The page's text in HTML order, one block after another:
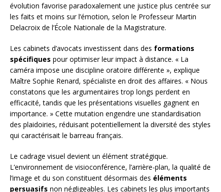
évolution favorise paradoxalement une justice plus centrée sur
les faits et moins sur l’émotion, selon le Professeur Martin
Delacroix de l’École Nationale de la Magistrature.
Les cabinets d’avocats investissent dans des formations
spécifiques pour optimiser leur impact à distance. « La
caméra impose une discipline oratoire différente », explique
Maître Sophie Renard, spécialiste en droit des affaires. « Nous
constatons que les argumentaires trop longs perdent en
efficacité, tandis que les présentations visuelles gagnent en
importance. » Cette mutation engendre une standardisation
des plaidoiries, réduisant potentiellement la diversité des styles
qui caractérisait le barreau français.
Le cadrage visuel devient un élément stratégique.
L’environnement de visioconférence, l’arrière-plan, la qualité de
l’image et du son constituent désormais des éléments
persuasifs non négligeables. Les cabinets les plus importants